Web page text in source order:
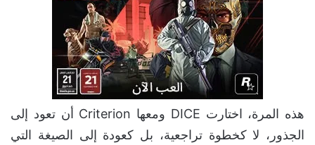
هذه المرة، اختارت DICE ومعها Criterion أن تعود إلى
الجذور، لا كخطوة تراجعية، بل كعودة إلى الصيغة التي